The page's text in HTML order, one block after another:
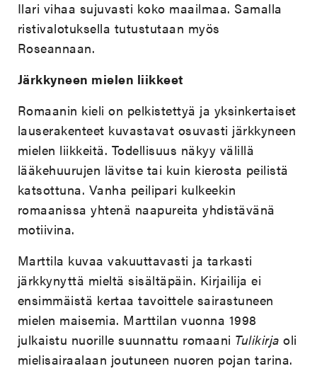
Ilari vihaa sujuvasti koko maailmaa. Samalla
ristivalotuksella tutustutaan myös
Roseannaan.
Järkkyneen mielen liikkeet
Romaanin kieli on pelkistettyä ja yksinkertaiset
lauserakenteet kuvastavat osuvasti järkkyneen
mielen liikkeitä. Todellisuus näkyy välillä
lääkehuurujen lävitse tai kuin kierosta peilistä
katsottuna. Vanha peilipari kulkeekin
romaanissa yhtenä naapureita yhdistävänä
motiivina.
Marttila kuvaa vakuuttavasti ja tarkasti
järkkynyttä mieltä sisältäpäin. Kirjailija ei
ensimmäistä kertaa tavoittele sairastuneen
mielen maisemia. Marttilan vuonna 1998
julkaistu nuorille suunnattu romaani Tulikirja oli
mielisairaalaan joutuneen nuoren pojan tarina.